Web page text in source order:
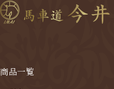
商品一覧